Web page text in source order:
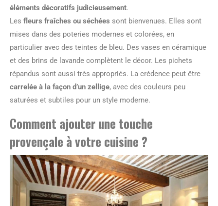
éléments décoratifs judicieusement.
Les fleurs fraîches ou séchées sont bienvenues. Elles sont
mises dans des poteries modernes et colorées, en
particulier avec des teintes de bleu. Des vases en céramique
et des brins de lavande complètent le décor. Les pichets
répandus sont aussi très appropriés. La crédence peut être
carrelée à la façon d’un zellige, avec des couleurs peu
saturées et subtiles pour un style moderne.
Comment ajouter une touche
provençale à votre cuisine ?